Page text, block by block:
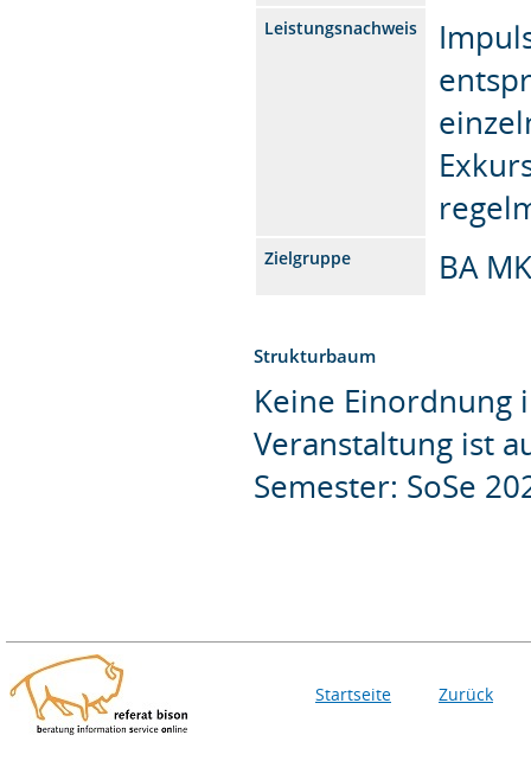
Leistungsnachweis
Zielgruppe BA
Strukturbaum
Keine Einordnung
Veranstaltung ist
Semester: SoSe
Startseite Zurück